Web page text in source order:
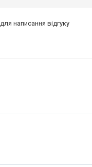
для написання відгуку